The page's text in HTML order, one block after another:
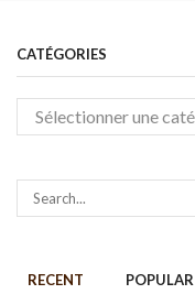
CATÉGORIES
RECENT POPULAR